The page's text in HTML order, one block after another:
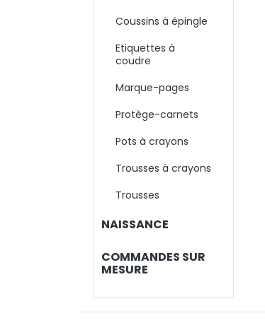
Coussins à épingle
Etiquettes à
coudre
Marque-pages
Protège-carnets
Pots à crayons
Trousses à crayons
Trousses
NAISSANCE
COMMANDES SUR
MESURE